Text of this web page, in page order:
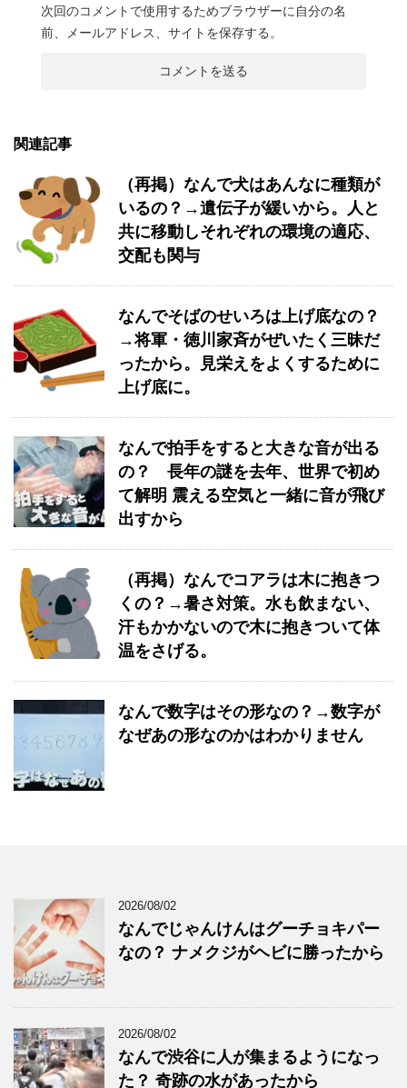
次回のコメントで使用するためブラウザーに自分の名
前、メールアドレス、サイトを保存する。
関連記事
（再掲）なんで犬はあんなに種類が
いるの？→遺伝子が緩いから。人と
共に移動しそれぞれの環境の適応、
交配も関与
なんでそばのせいろは上げ底なの？
→将軍・徳川家斉がぜいたく三昧だ
ったから。見栄えをよくするために
上げ底に。
なんで拍手をすると大きな音が出る
の？ 長年の謎を去年、世界で初め
て解明 震える空気と一緒に音が飛び
出すから
（再掲）なんでコアラは木に抱きつ
くの？→暑さ対策。水も飲まない、
汗もかかないので木に抱きついて体
温をさげる。
なんで数字はその形なの？→数字が
なぜあの形なのかはわかりません
2026/08/02
なんでじゃんけんはグーチョキパー
なの？ ナメクジがヘビに勝ったから
2026/08/02
なんで渋谷に人が集まるようになっ
た？ 奇跡の水があったから